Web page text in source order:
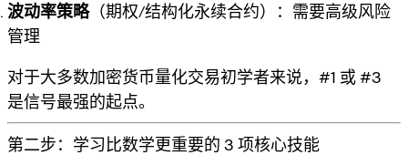
波动率策略（期权/结构化永续合约）：需要高级风险
管理
对于大多数加密货币量化交易初学者来说，#1 或 #3
是信号最强的起点。
第二步：学习比数学更重要的 3 项核心技能